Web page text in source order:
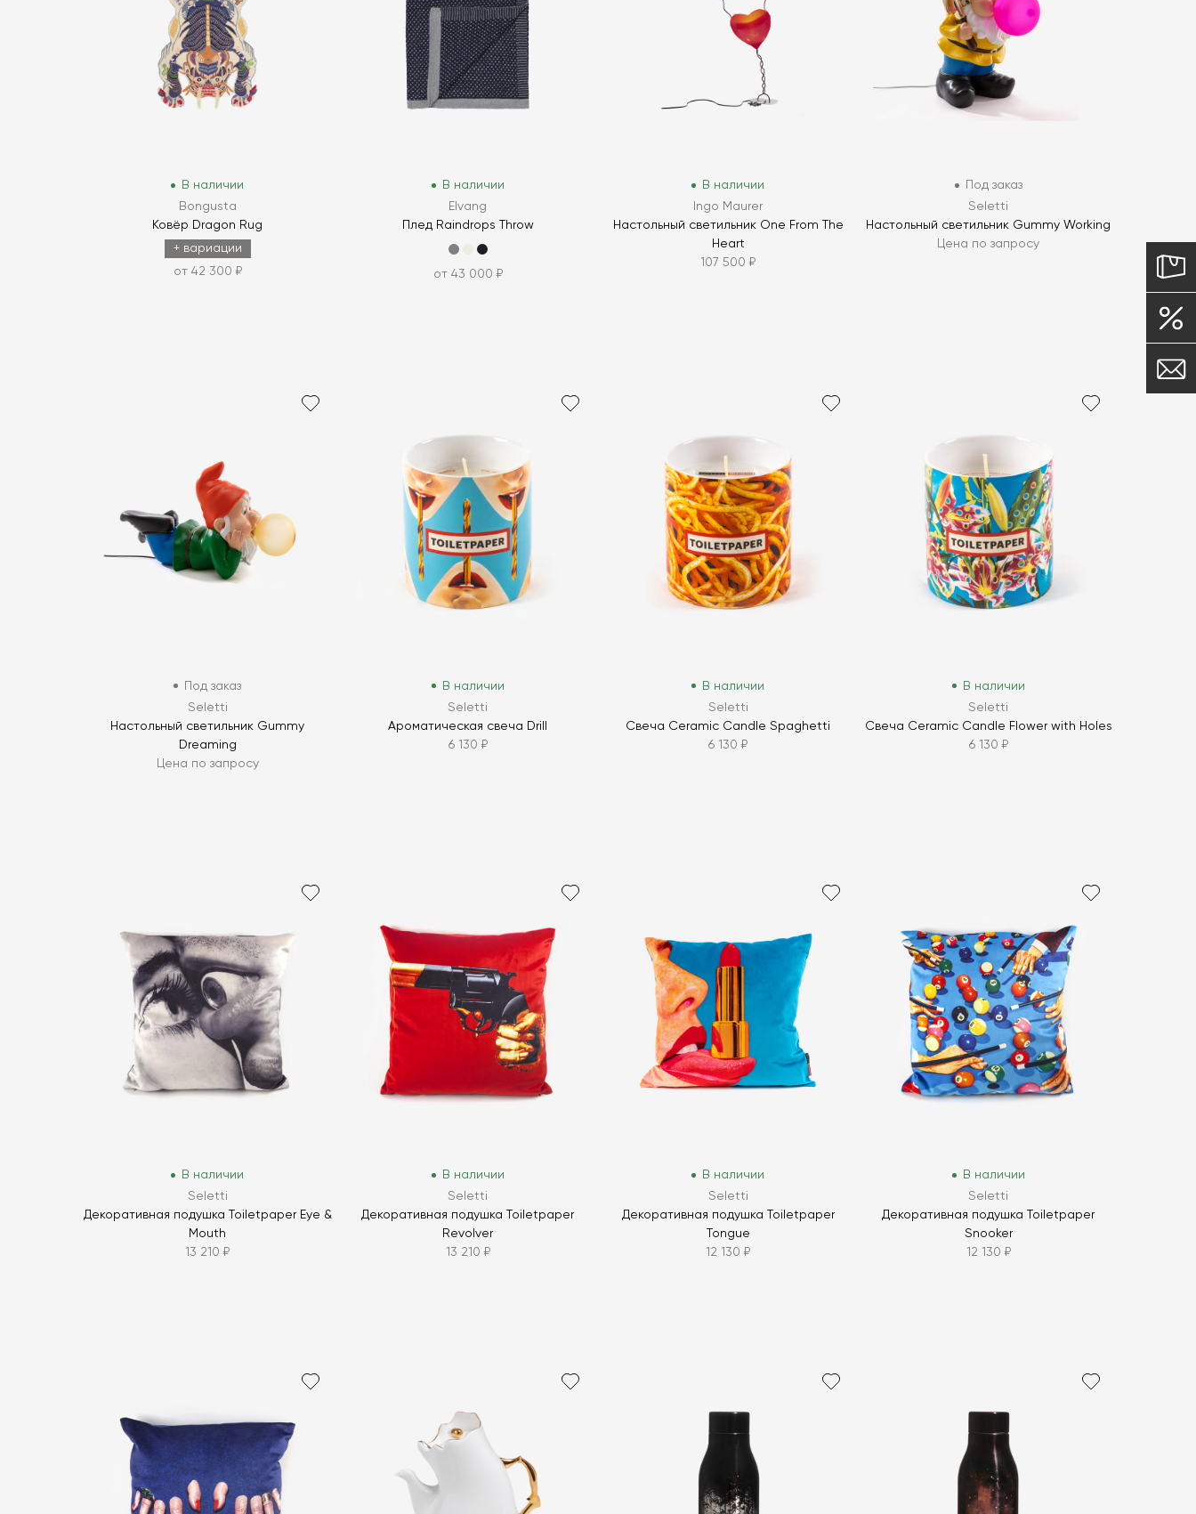
В наличии
Bongusta
Ковёр Dragon Rug
+ вариации
от 42 300 ₽
В наличии
Elvang
Плед Raindrops Throw
от 43 000 ₽
В наличии
Ingo Maurer
Настольный светильник One From The
Heart
107 500 ₽
Под заказ
Seletti
Настольный светильник Gummy Working
Цена по запросу
Под заказ
Seletti
Настольный светильник Gummy
Dreaming
Цена по запросу
В наличии
Seletti
Ароматическая свеча Drill
6 130 ₽
В наличии
Seletti
Свеча Ceramic Candle Spaghetti
6 130 ₽
В наличии
Seletti
Свеча Ceramic Candle Flower with Holes
6 130 ₽
В наличии
Seletti
Декоративная подушка Toiletpaper Eye &
Mouth
13 210 ₽
В наличии
Seletti
Декоративная подушка Toiletpaper
Revolver
13 210 ₽
В наличии
Seletti
Декоративная подушка Toiletpaper
Tongue
12 130 ₽
В наличии
Seletti
Декоративная подушка Toiletpaper
Snooker
12 130 ₽